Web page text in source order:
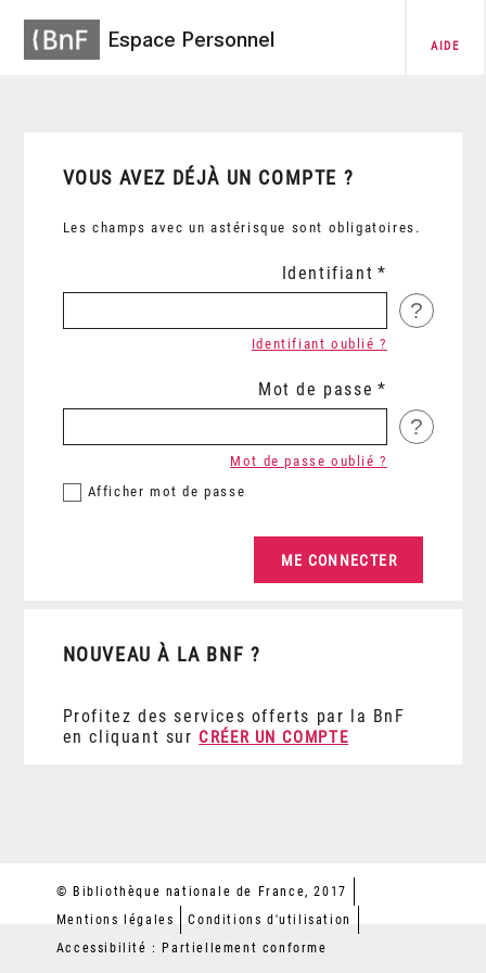
Espace Personnel AIDE
VOUS AVEZ DÉJÀ UN COMPTE ?
Les champs avec un astérisque sont obligatoires.
Identifiant
?
Identifiant oublié ?
Mot de passe
?
Afficher mot de passe
Mot de passe oublié ?
NOUVEAU À LA BNF ?
Profitez des services offerts par la BnF
en cliquant sur CRÉER UN COMPTE
© Bibliothèque nationale de France, 2017
Mentions légales
Conditions d'utilisation
Accessibilité : Partiellement conforme